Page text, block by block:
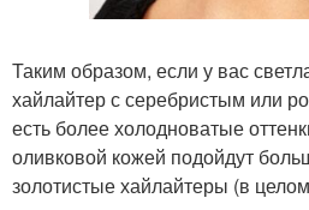
Таким образом, если у вас
хайлайтер с серебристым или
есть более холодноватые
оливковой кожей подойдут
золотистые хайлайтеры (в